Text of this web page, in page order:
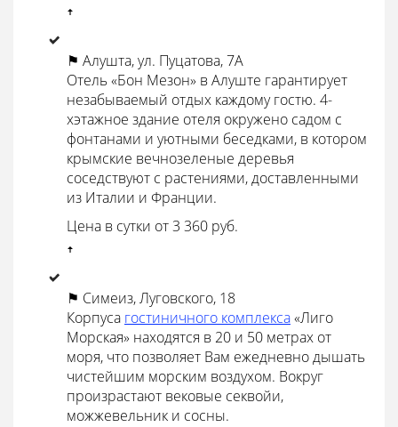
ꜛ
⚑ Алушта, ул. Пуцатова, 7А
Отель «Бон Мезон» в Алуште гарантирует
незабываемый отдых каждому гостю. 4-
хэтажное здание отеля окружено садом с
фонтанами и уютными беседками, в котором
крымские вечнозеленые деревья
соседствуют с растениями, доставленными
из Италии и Франции.
Цена в сутки от 3 360 руб.
ꜛ
⚑ Симеиз, Луговского, 18
Корпуса гостиничного комплекса«Лиго
Морская» находятся в 20 и 50 метрах от
моря, что позволяет Вам ежедневно дышать
чистейшим морским воздухом. Вокруг
произрастают вековые секвойи,
можжевельник и сосны.